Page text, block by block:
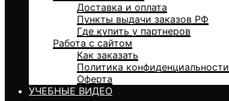
Доставка и оплата
Пункты выдачи заказов РФ
Где купить у партнеров
Работа с сайтом
Как заказать
Политика конфиденциальности
Оферта
УЧЕБНЫЕ ВИДЕО